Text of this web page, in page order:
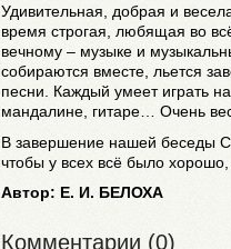
Удивительная, добрая и
время строгая, любящая во
вечному – музыке и
собираются вместе, льется
песни. Каждый умеет играть
мандалине, гитаре… Очень
В завершение нашей беседы
чтобы у всех всё было
Автор: Е. И. БЕЛОХА
Комментарии (0)